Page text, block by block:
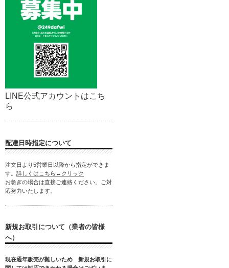
LINE公式アカウントはこち
ら
配達日時指定について
注文日より5営業日以降から指定ができま
す。 詳しくはこちら←クリック
お急ぎの場合は直接ご連絡ください。ご対
応努力いたします。
新規お取引について（業者の皆様
へ）
現在通年販売が難しいため 新規お取引に